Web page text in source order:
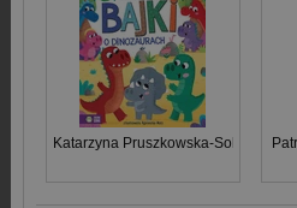
Katarzyna Pruszkowska-Sokalla